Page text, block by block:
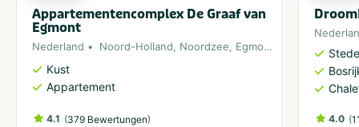
Appartementencomplex De Graaf van
Egmont
Nederland Noord-Holland, Noordzee, Egmond aan Zee
Kust
Appartement
4.1 (379 Bewertungen) 4.0 (